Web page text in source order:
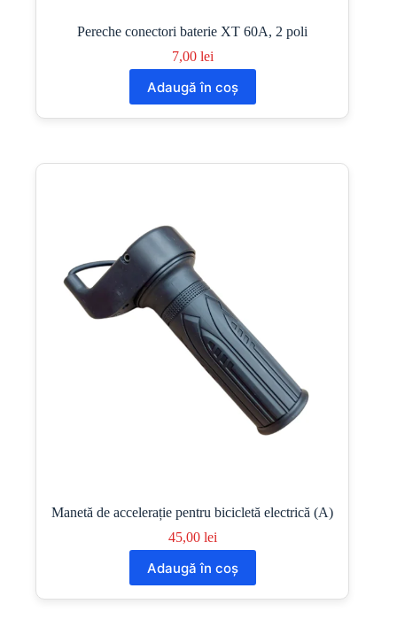
Pereche conectori baterie XT 60A, 2 poli
7,00 lei
Adaugă în coș
Manetă de accelerație pentru bicicletă electrică (A)
45,00 lei
Adaugă în coș